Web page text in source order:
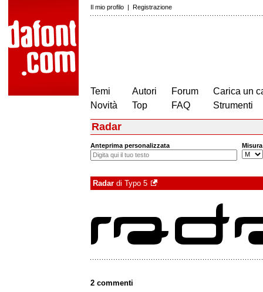
Il mio profilo | Registrazione
Temi
Novità
Autori
Top
Forum
FAQ
Carica un
Strumenti
Radar
Anteprima personalizzata Misura
Radar di Typo 5
2 commenti